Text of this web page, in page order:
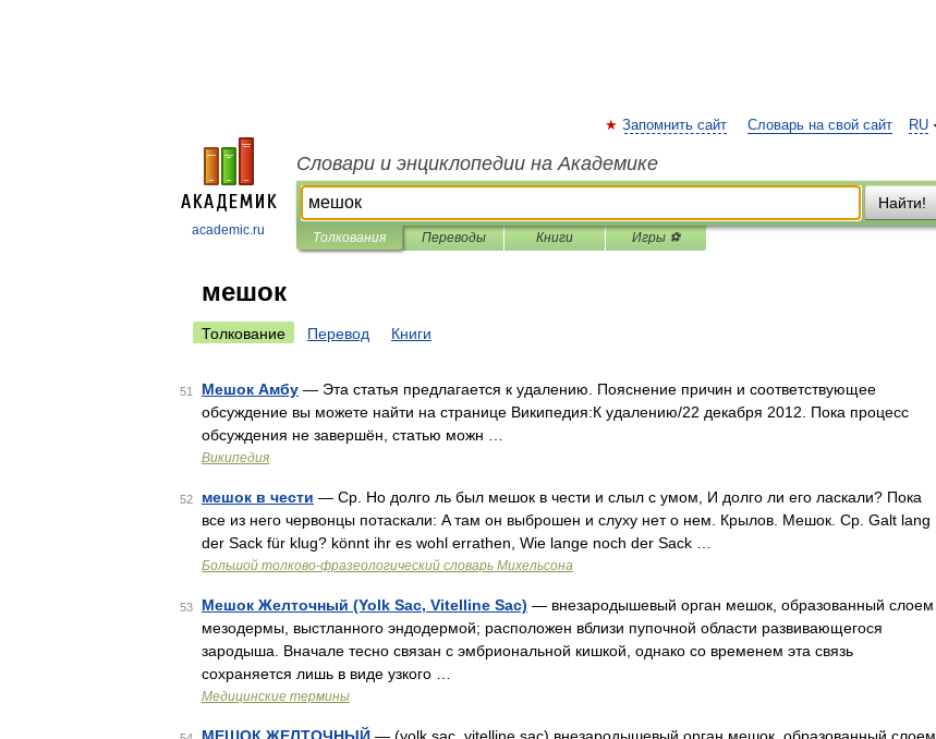
academic.ru
RU
Запомнить сайт Словарь на свой сайт
Словари и энциклопедии на Академике
Найти!
Толкования Переводы Книги Игры ⚽
мешок
Толкование Перевод Книги
51 Мешок Амбу — Эта статья предлагается к удалению. Пояснение причин и соответствующее
обсуждение вы можете найти на странице Википедия:К удалению/22 декабря 2012. Пока процесс
обсуждения не завершён, статью можн …
Википедия
52 мешок в чести — Ср. Но долго ль был мешок в чести и слыл с умом, И долго ли его ласкали? Пока
все из него червонцы потаскали: A там он выброшен и слуху нет о нем. Крылов. Мешок. Ср. Galt lang
der Sack für klug? könnt ihr es wohl errathen, Wie lange noch der Sack …
Большой толково-фразеологический словарь Михельсона
53 Мешок Желточный (Yolk Sac, Vitelline Sac) — внезародышевый орган мешок, образованный слоем
мезодермы, выстланного эндодермой; расположен вблизи пупочной области развивающегося
зародыша. Вначале тесно связан с эмбриональной кишкой, однако со временем эта связь
сохраняется лишь в виде узкого …
Медицинские термины